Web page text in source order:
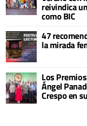
reivindica
como BIC
47
la mirada
Los
Ángel
Crespo en